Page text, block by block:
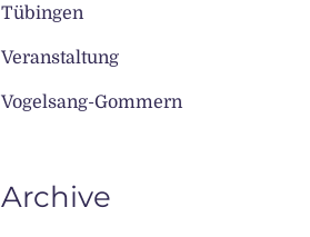
Tübingen
Veranstaltung
Vogelsang-Gommern
Archive